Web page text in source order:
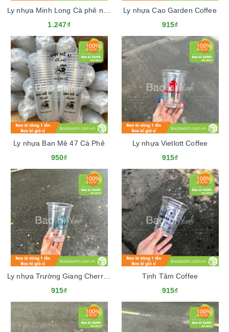
1.247₫
Ly nhựa Cao Garden Coffee
915₫
Ly nhựa Ban Mê 47 Cà Phê
950₫
Ly nhựa Vietlott Coffee
915₫
Ly nhựa Trường Giang Cherry Coffee
915₫
Tịnh Tâm Coffee
915₫